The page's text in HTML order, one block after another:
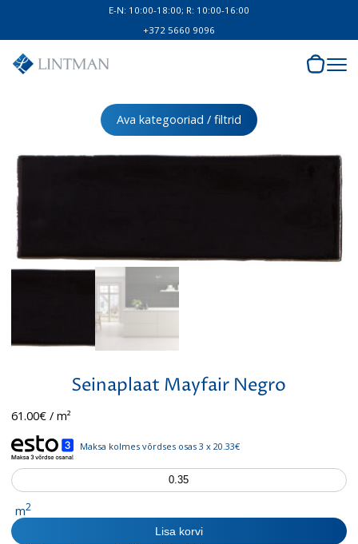
E-N: 10:00-18:00; R: 10:00-16:00
+372 5660 9096
Ava kategooriad / filtrid
Seinaplaat Mayfair Negro
61.00€/ m²
Maksa kolmes võrdses osas 3 x 20.33€
Seinaplaat
Mayfair
Negro
kogus
m2
Lisa korvi